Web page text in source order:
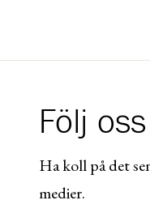
Följ oss
Ha koll på det
medier.